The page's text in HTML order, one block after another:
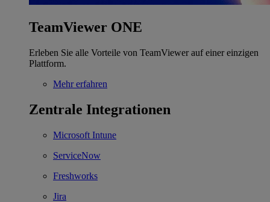
TeamViewer ONE
Erleben Sie alle Vorteile von TeamViewer auf einer einzigen
Plattform.
Mehr erfahren
Zentrale Integrationen
Microsoft Intune
ServiceNow
Freshworks
Jira